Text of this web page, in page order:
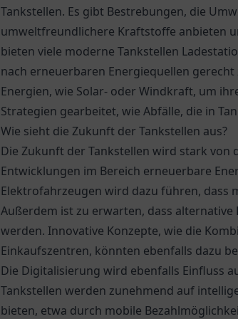
Tankstellen. Es gibt Bestrebungen, die
umweltfreundlichere Kraftstoffe anbieten
bieten viele moderne Tankstellen
nach erneuerbaren Energiequellen
Energien, wie Solar- oder Windkraft, um
Strategien gearbeitet, wie Abfälle, die in
Wie sieht die Zukunft der Tankstellen aus?
Die Zukunft der Tankstellen wird stark von
Entwicklungen im Bereich erneuerbare
Elektrofahrzeugen wird dazu führen, dass
Außerdem ist zu erwarten, dass
werden. Innovative Konzepte, wie die
Einkaufszentren, könnten ebenfalls dazu
Die Digitalisierung wird ebenfalls Einfluss
Tankstellen werden zunehmend auf
bieten, etwa durch mobile